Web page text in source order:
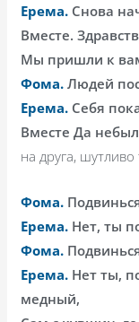
Ерема. Снова
Вместе.
Мы пришли к
Фома. Людей
Ерема. Себя
Вместе Да
на друга, шутливо
Фома.
Ерема. Нет, ты
Фома.
Ерема. Нет ты,
медный,